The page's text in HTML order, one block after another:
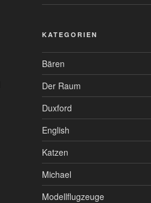
KATEGORIEN
Bären
Der Raum
Duxford
English
Katzen
Michael
Modellflugzeuge